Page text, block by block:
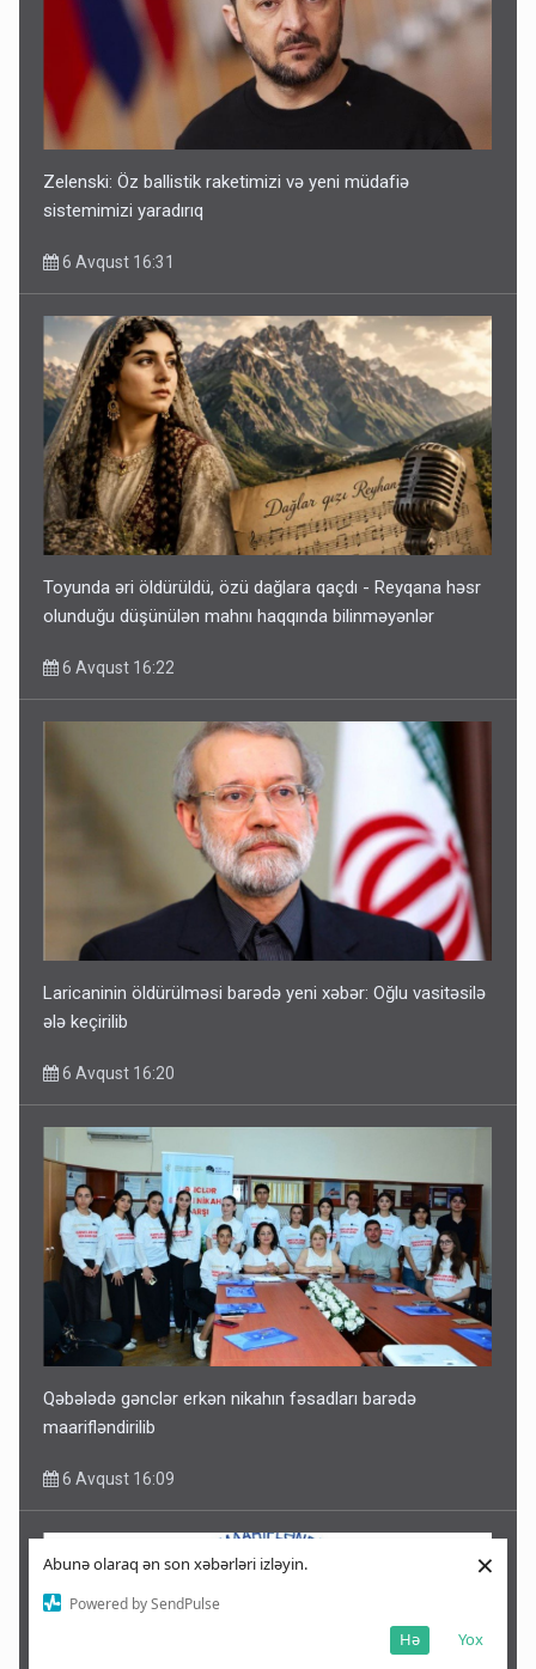
Abunə olaraq ən son xəbərləri izləyin.
Powered by SendPulse
Yox
Hə
×
Zelenski: Öz ballistik raketimizi və yeni müdafiə
sistemimizi yaradırıq
6 Avqust 16:31
Toyunda əri öldürüldü, özü dağlara qaçdı - Reyqana həsr
olunduğu düşünülən mahnı haqqında bilinməyənlər
6 Avqust 16:22
Laricaninin öldürülməsi barədə yeni xəbər: Oğlu vasitəsilə
ələ keçirilib
6 Avqust 16:20
Qəbələdə gənclər erkən nikahın fəsadları barədə
maarifləndirilib
6 Avqust 16:09